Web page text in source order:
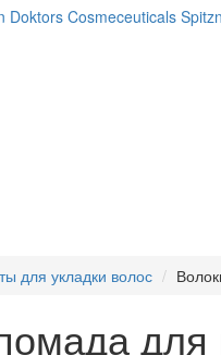
Doktors Cosmeceuticals
для укладки волос